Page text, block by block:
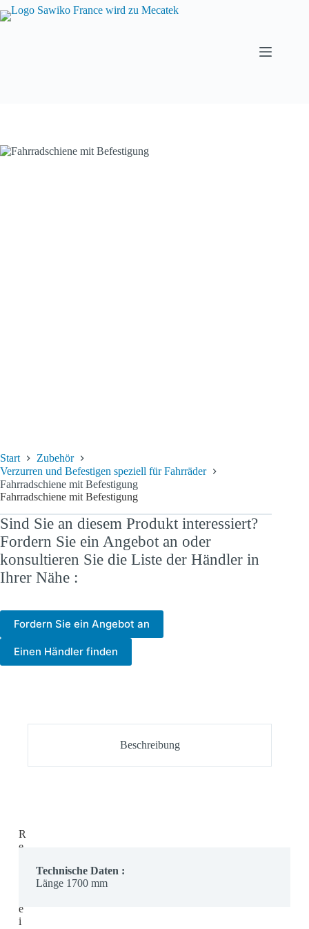
Start
Zubehör
Verzurren und Befestigen speziell für Fahrräder
Fahrradschiene mit Befestigung
Fahrradschiene mit Befestigung
Sind Sie an diesem Produkt interessiert?
Fordern Sie ein Angebot an oder
konsultieren Sie die Liste der Händler in
Ihrer Nähe :
Fordern Sie ein Angebot an
Einen Händler finden
Beschreibung
R
e
e
i
Technische Daten :
Länge 1700 mm